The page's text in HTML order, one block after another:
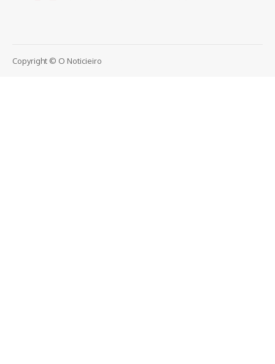
Copyright © O Noticieiro